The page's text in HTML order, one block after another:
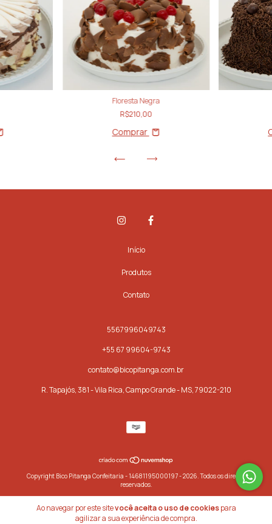
Ao navegar por este sitevocê aceita o uso de cookiespara
agilizar a sua experiência de compra.
Floresta Negra
R$210,00
Comprar
Início
Produtos
Contato
5567996049743
+55 67 99604-9743
contato@bicopitanga.com.br
R. Tapajós, 381 - Vila Rica, Campo Grande - MS, 79022-210
Copyright Bico Pitanga Confeitaria - 14681195000197 - 2026. Todos os direitos
reservados.